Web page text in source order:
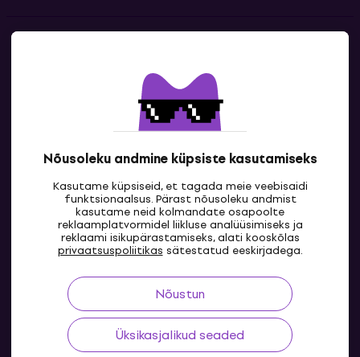
Nõusoleku andmine küpsiste kasutamiseks
Kasutame küpsiseid, et tagada meie veebisaidi
funktsionaalsus. Pärast nõusoleku andmist
kasutame neid kolmandate osapoolte
reklaamplatvormidel liikluse analüüsimiseks ja
reklaami isikupärastamiseks, alati kooskõlas
privaatsuspoliitikas sätestatud eeskirjadega.
Nõustun
Üksikasjalikud seaded
Kontaktandmed
EE